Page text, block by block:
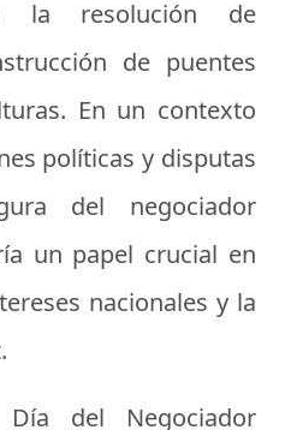
la resolución de
de puentes
En un contexto
políticas y disputas
del negociador
un papel crucial en
nacionales y la
del Negociador